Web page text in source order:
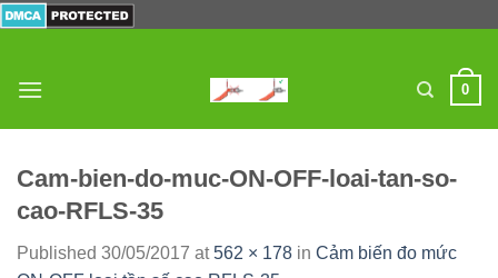
0
Cam-bien-do-muc-ON-OFF-loai-tan-so-
cao-RFLS-35
Published 30/05/2017 at562 × 178 in Cảm biến đo mức